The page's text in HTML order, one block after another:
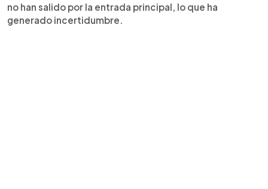
no han salido por la entrada principal, lo que ha
generado incertidumbre.